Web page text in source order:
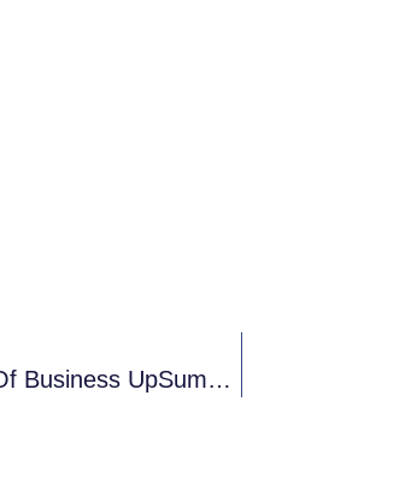
Poziv Za Učesnike/ce – New Innovations Of Business UpSummary